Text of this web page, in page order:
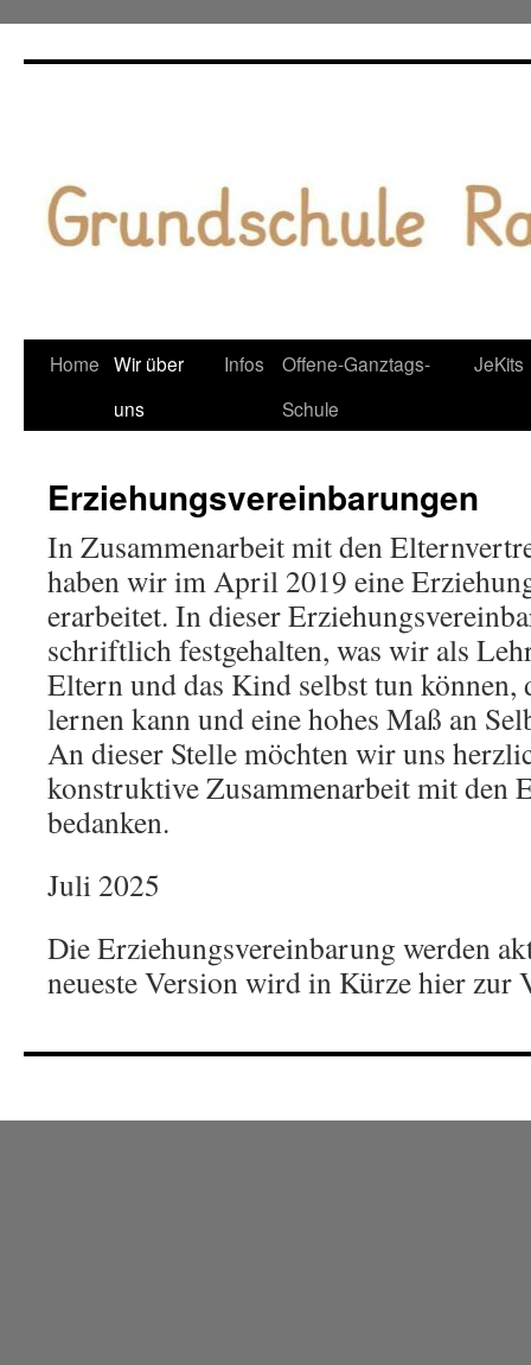
Home Wir über
uns
Infos
Offene-Ganztags-
Schule
JeKits
Erziehungsvereinbarungen
In Zusammenarbeit mit den
haben wir im April 2019 eine
erarbeitet. In dieser
schriftlich festgehalten, was wir als
Eltern und das Kind selbst tun
lernen kann und eine hohes Maß an
An dieser Stelle möchten wir uns
konstruktive Zusammenarbeit mit den
bedanken.
Juli 2025
Die Erziehungsvereinbarung werden
neueste Version wird in Kürze hier zur